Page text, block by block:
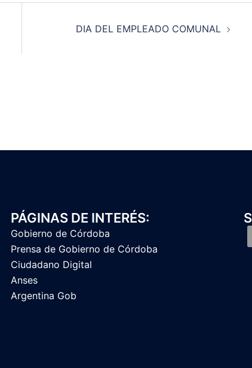
DIA DEL EMPLEADO COMUNAL
PÁGINAS DE INTERÉS:
Gobierno de Córdoba
Prensa de Gobierno de Córdoba
Ciudadano Digital
Anses
Argentina Gob